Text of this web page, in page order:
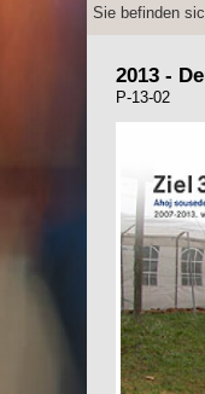
Sie befinden
2013 -
P-13-02